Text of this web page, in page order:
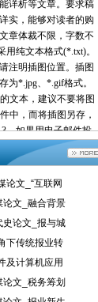
详析等文章。要求稿
实，能够对读者的购
章体裁不限，字数不
用纯文本格式(*.txt)。
注明插图位置。插图
为*.jpg、*.gif格式。
文本，建议不要将图
中，而将插图另存，
、如果用电子邮件投
。 4、请使用中文的
为。而不是.。 5、来
实姓名、笔名)、详
我们保留对稿件的增
一稿多投、剽窃或抄
究由此引起的法律、
、投稿方式： 1、 请
附带原文。 3、 请按
论文_“互联网
论文_融合背景
史论文_报与城
下传统报业转
及计算机应用
文_税务筹划